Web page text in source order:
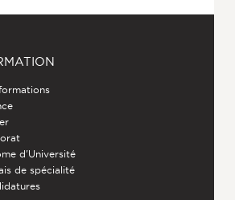
d'Université
de spécialité